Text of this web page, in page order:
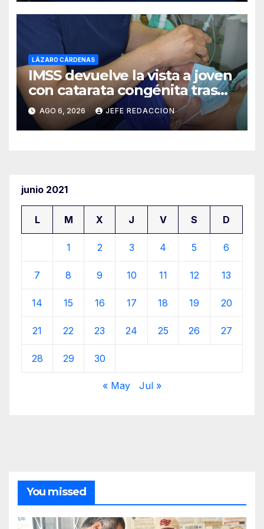
LÁZARO CÁRDENAS
IMSS devuelve la vista a joven
con catarata congénita tras
23 años de limitación visual
AGO 6, 2026 JEFE REDACCION
junio 2021
L M X J V S D
1 2 3 4 5 6
7 8 9 10 11 12 13
14 15 16 17 18 19 20
21 22 23 24 25 26 27
28 29 30
« May Jul »
You missed